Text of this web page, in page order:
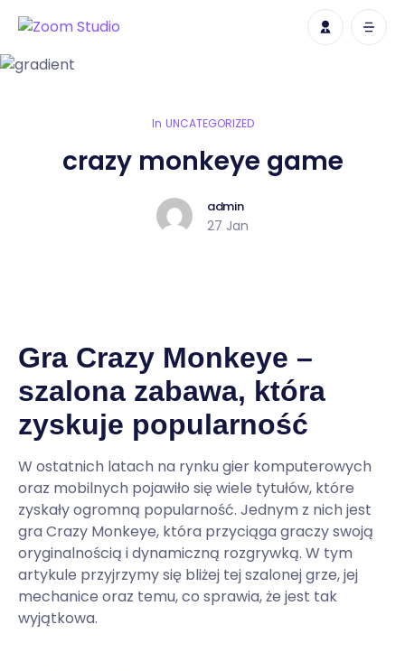
In UNCATEGORIZED
crazy monkeye game
admin
27 Jan
Gra Crazy Monkeye –
szalona zabawa, która
zyskuje popularność
W ostatnich latach na rynku gier komputerowych
oraz mobilnych pojawiło się wiele tytułów, które
zyskały ogromną popularność. Jednym z nich jest
gra Crazy Monkeye, która przyciąga graczy swoją
oryginalnością i dynamiczną rozgrywką. W tym
artykule przyjrzymy się bliżej tej szalonej grze, jej
mechanice oraz temu, co sprawia, że jest tak
wyjątkowa.